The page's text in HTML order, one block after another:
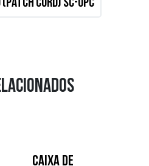
Cord) SC-UPC
Caixa de